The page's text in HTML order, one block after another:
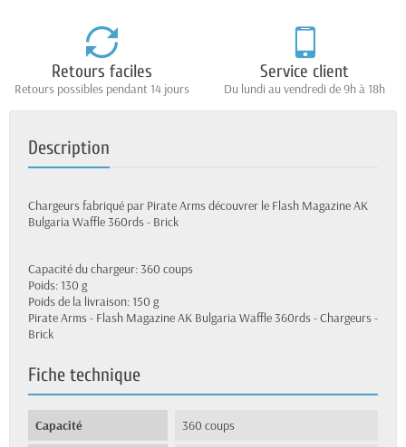
Retours faciles
Retours possibles pendant 14 jours
Service client
Du lundi au vendredi de 9h à 18h
Description
Chargeurs fabriqué par Pirate Arms découvrer le Flash Magazine AK
Bulgaria Waffle 360rds - Brick
Capacité du chargeur: 360 coups
Poids: 130 g
Poids de la livraison: 150 g
Pirate Arms - Flash Magazine AK Bulgaria Waffle 360rds - Chargeurs -
Brick
Fiche technique
Capacité 360 coups